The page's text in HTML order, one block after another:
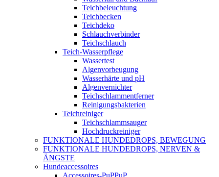
Teichbeleuchtung
Teichbecken
Teichdeko
Schlauchverbinder
Teichschlauch
Teich-Wasserpflege
Wassertest
Algenvorbeugung
Wasserhärte und pH
Algenvernichter
Teichschlammentferner
Reinigungsbakterien
Teichreiniger
Teichschlammsauger
Hochdruckreiniger
FUNKTIONALE HUNDEDROPS, BEWEGUNG
FUNKTIONALE HUNDEDROPS, NERVEN &
ÄNGSTE
Hundeaccessoires
Accessoires-PuPPuP